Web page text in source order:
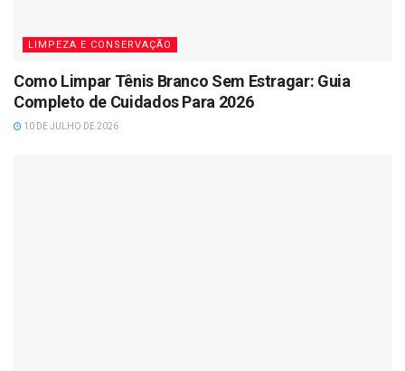
LIMPEZA E CONSERVAÇÃO
Como Limpar Tênis Branco Sem Estragar: Guia
Completo de Cuidados Para 2026
10 DE JULHO DE 2026